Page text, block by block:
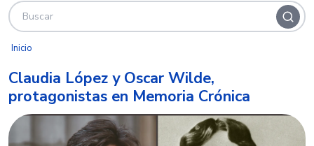
Inicio
Claudia López y Oscar Wilde,
protagonistas en Memoria Crónica